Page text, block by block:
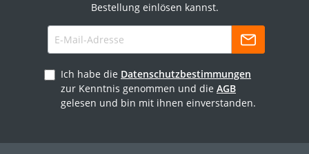
Bestellung einlösen kannst.
Ich habe die Datenschutzbestimmungen
zur Kenntnis genommen und die AGB
gelesen und bin mit ihnen einverstanden.